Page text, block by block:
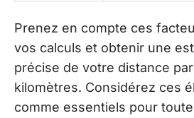
Prenez en compte ces
vos calculs et obtenir une
précise de votre distance
kilomètres. Considérez ces
comme essentiels pour